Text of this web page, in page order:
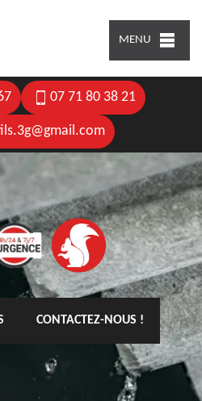
MENU
07 71 80 38 21
CONTACTEZ-NOUS !